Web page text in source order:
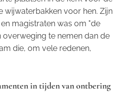
wijwaterbakken voor hen. Zijn
magistraten was om "de
overweging te nemen dan de
die, om vele redenen,
in tijden van ontbering